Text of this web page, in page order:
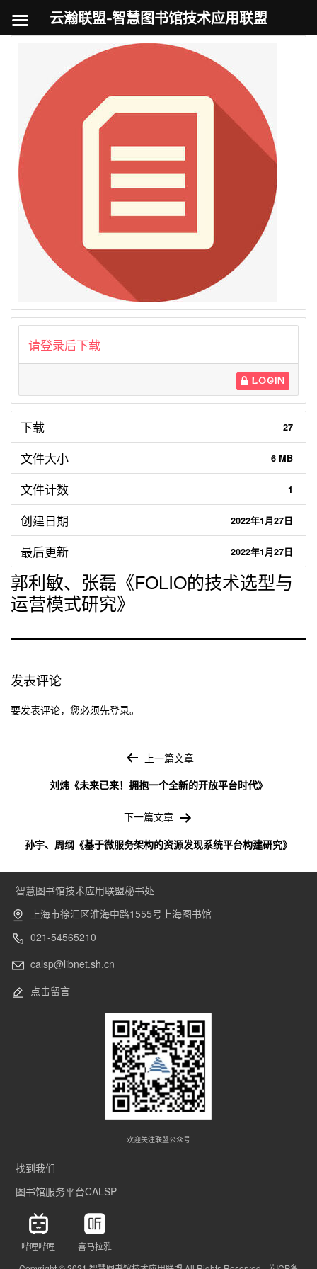
请登录后下载
LOGIN
下载 27
文件大小 6 MB
文件计数 1
创建日期 2022年1月27日
最后更新 2022年1月27日
郭利敏、张磊《FOLIO的技术选型与
运营模式研究》
发表评论
要发表评论，您必须先登录。
上一篇文章
刘炜《未来已来！拥抱一个全新的开放平台时代》
下一篇文章
孙宇、周纲《基于微服务架构的资源发现系统平台构建研究》
智慧图书馆技术应用联盟秘书处
上海市徐汇区淮海中路1555号上海图书馆
021-54565210
calsp@libnet.sh.cn
点击留言
欢迎关注联盟公众号
找到我们
图书馆服务平台CALSP
哔哩哔哩
喜马拉雅
云瀚联盟-智慧图书馆技术应用联盟